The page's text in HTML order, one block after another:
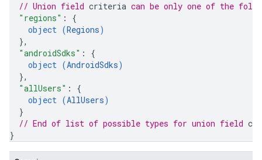
// Union field criteria can be only one of the
"regions" : {
object (Regions)
},
"androidSdks" : {
object (AndroidSdks)
},
"allUsers" : {
object (AllUsers)
}
// End of list of possible types for union field
}